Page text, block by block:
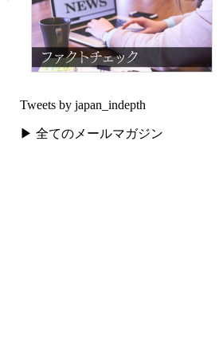
Tweets by japan_indepth
▶ 全てのメールマガジン